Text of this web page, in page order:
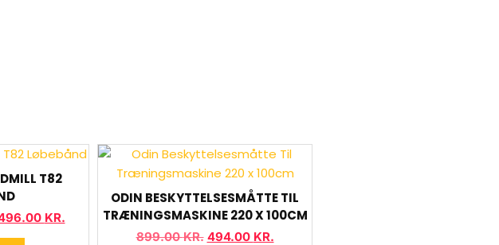
T82
KR.
ODIN BESKYTTELSESMÅTTE TIL
TRÆNINGSMASKINE 220 X 100CM
899.00KR. 494.00 KR.